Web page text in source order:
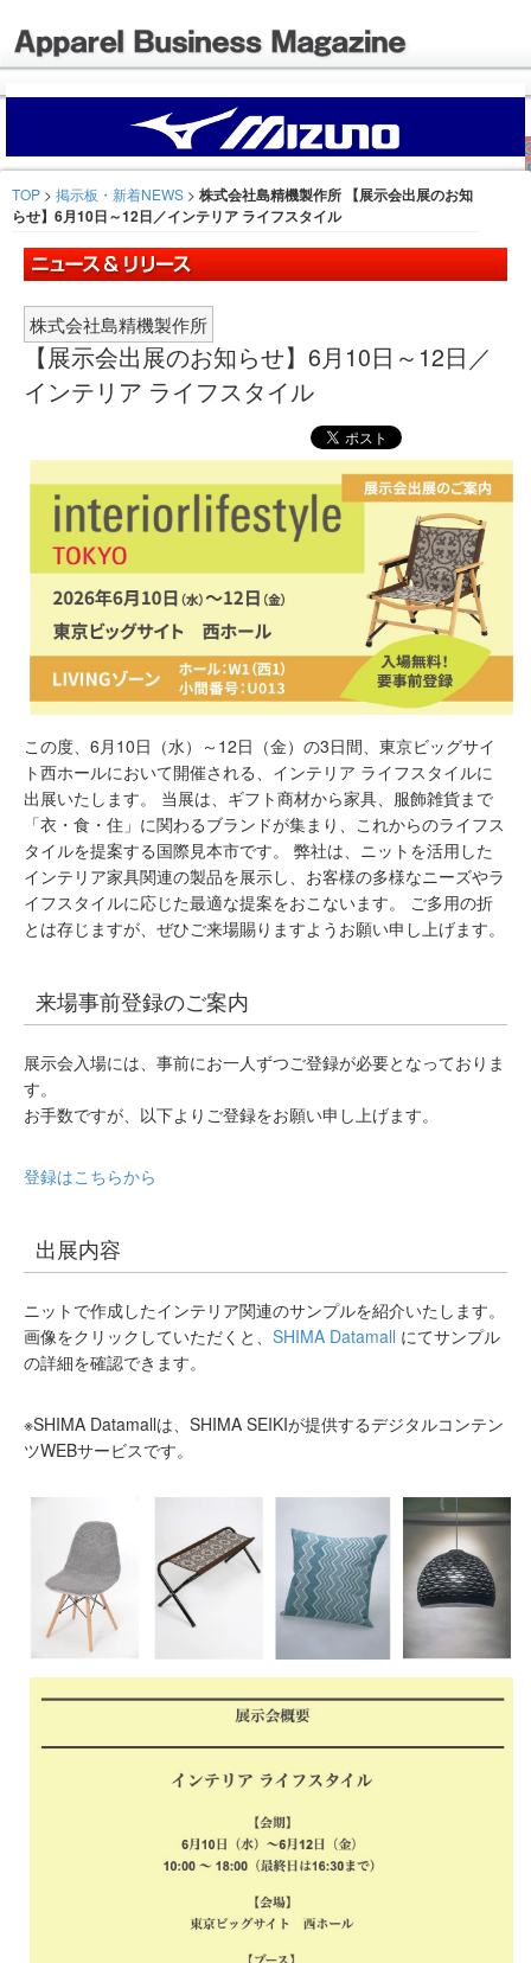
TOP > 掲示板・新着NEWS > 株式会社島精機製作所 【展示会出展のお知
らせ】6月10日～12日／インテリア ライフスタイル
株式会社島精機製作所
【展示会出展のお知らせ】6月10日～12日／
インテリア ライフスタイル
この度、6月10日（水）～12日（金）の3日間、東京ビッグサイ
ト西ホールにおいて開催される、インテリア ライフスタイルに
出展いたします。 当展は、ギフト商材から家具、服飾雑貨まで
「衣・食・住」に関わるブランドが集まり、これからのライフス
タイルを提案する国際見本市です。 弊社は、ニットを活用した
インテリア家具関連の製品を展示し、お客様の多様なニーズやラ
イフスタイルに応じた最適な提案をおこないます。 ご多用の折
とは存じますが、ぜひご来場賜りますようお願い申し上げます。
来場事前登録のご案内
展示会入場には、事前にお一人ずつご登録が必要となっておりま
す。
お手数ですが、以下よりご登録をお願い申し上げます。
登録はこちらから
出展内容
ニットで作成したインテリア関連のサンプルを紹介いたします。
画像をクリックしていただくと、 SHIMA Datamall にてサンプル
の詳細を確認できます。
※SHIMA Datamallは、SHIMA SEIKIが提供するデジタルコンテン
ツWEBサービスです。